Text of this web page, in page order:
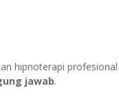
hipnoterapi profesional
jawab.